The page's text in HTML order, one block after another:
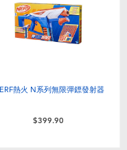
熱火 N系列無限彈鏢發射器
$399.90